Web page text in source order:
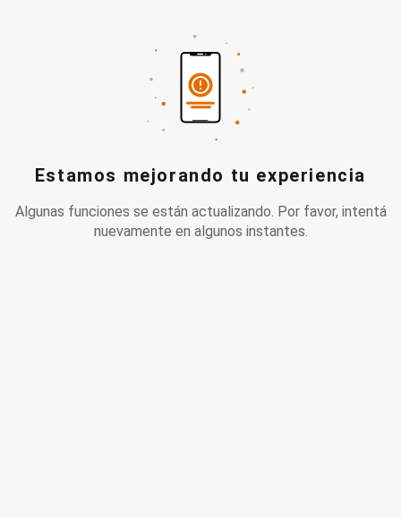
Estamos mejorando tu experiencia
Algunas funciones se están actualizando. Por favor, intentá
nuevamente en algunos instantes.